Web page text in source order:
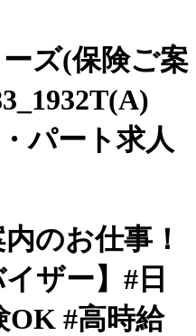
ズ(保険ご案
パート求人
のお仕事！
ザー】#日
OK #高時給